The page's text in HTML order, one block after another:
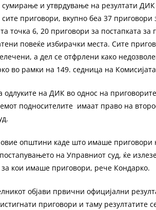
и утврдување на резултати ДИК
приговори, вкупно беа 37 приговори
точка 6, 20 приговори за постапката за
повеќе избирачки места. Сите
а дел се отфрлени како
во рамки на 149. седница на
одлуките на ДИК во однос на
подносителите имаат право на
општини каде што имаше приговори
на Управниот суд, ќе
кои имаше приговори, рече Кондарко.
објави првични официјални
приговори и таму резултатите